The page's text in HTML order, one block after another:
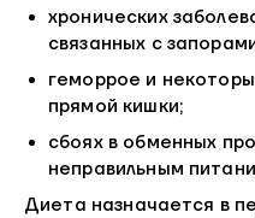
хронических
связанных с
геморрое и
прямой кишки;
сбоях в обменных
неправильным
Диета назначается в